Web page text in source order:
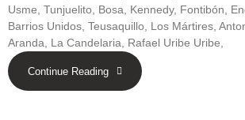
Usme, Tunjuelito, Bosa, Kennedy, Fontibón,
Barrios Unidos, Teusaquillo, Los Mártires,
Aranda, La Candelaria, Rafael Uribe Uribe,
Continue Reading